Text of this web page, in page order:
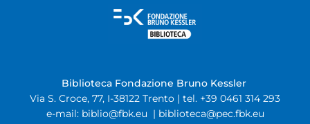
Biblioteca Fondazione Bruno Kessler
Via S. Croce, 77, I-38122 Trento | tel. +39 0461 314 293
e-mail: biblio@fbk.eu | biblioteca@pec.fbk.eu